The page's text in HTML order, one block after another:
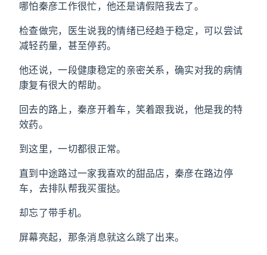
哪怕秦彦工作很忙，他还是请假陪我去了。
检查做完，医生说我的情绪已经趋于稳定，可以尝试
减轻药量，甚至停药。
他还说，一段健康稳定的亲密关系，确实对我的病情
康复有很大的帮助。
回去的路上，秦彦开着车，笑着跟我说，他是我的特
效药。
到这里，一切都很正常。
直到中途路过一家我喜欢的甜品店，秦彦在路边停
车，去排队帮我买蛋挞。
却忘了带手机。
屏幕亮起，那条消息就这么跳了出来。